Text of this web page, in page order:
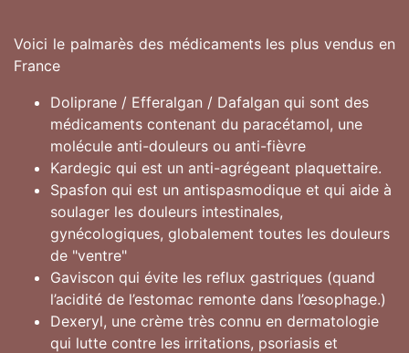
Voici le palmarès des médicaments les plus vendus en
France
Doliprane / Efferalgan / Dafalgan qui sont des
médicaments contenant du paracétamol, une
molécule anti-douleurs ou anti-fièvre
Kardegic qui est un anti-agrégeant plaquettaire.
Spasfon qui est un antispasmodique et qui aide à
soulager les douleurs intestinales,
gynécologiques, globalement toutes les douleurs
de "ventre"
Gaviscon qui évite les reflux gastriques (quand
l’acidité de l’estomac remonte dans l’œsophage.)
Dexeryl, une crème très connu en dermatologie
qui lutte contre les irritations, psoriasis et